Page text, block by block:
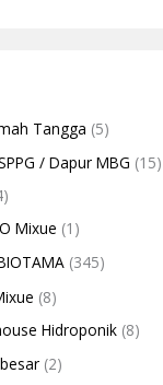
Tangga (5)
/ Dapur MBG (15)
Mixue (1)
(345)
(8)
Hidroponik (8)
(2)